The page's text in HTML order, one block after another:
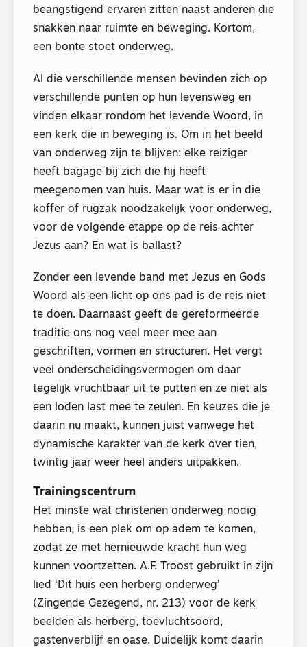
beangstigend ervaren zitten naast anderen die
snakken naar ruimte en beweging. Kortom,
een bonte stoet onderweg.
Al die verschillende mensen bevinden zich op
verschillende punten op hun levensweg en
vinden elkaar rondom het levende Woord, in
een kerk die in beweging is. Om in het beeld
van onderweg zijn te blijven: elke reiziger
heeft bagage bij zich die hij heeft
meegenomen van huis. Maar wat is er in die
koffer of rugzak noodzakelijk voor onderweg,
voor de volgende etappe op de reis achter
Jezus aan? En wat is ballast?
Zonder een levende band met Jezus en Gods
Woord als een licht op ons pad is de reis niet
te doen. Daarnaast geeft de gereformeerde
traditie ons nog veel meer mee aan
geschriften, vormen en structuren. Het vergt
veel onderscheidingsvermogen om daar
tegelijk vruchtbaar uit te putten en ze niet als
een loden last mee te zeulen. En keuzes die je
daarin nu maakt, kunnen juist vanwege het
dynamische karakter van de kerk over tien,
twintig jaar weer heel anders uitpakken.
Trainingscentrum
Het minste wat christenen onderweg nodig
hebben, is een plek om op adem te komen,
zodat ze met hernieuwde kracht hun weg
kunnen voortzetten. A.F. Troost gebruikt in zijn
lied ‘Dit huis een herberg onderweg’
(Zingende Gezegend, nr. 213) voor de kerk
beelden als herberg, toevluchtsoord,
gastenverblijf en oase. Duidelijk komt daarin